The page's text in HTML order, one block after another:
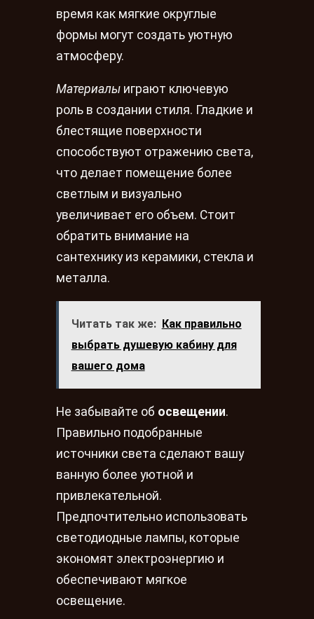
время как мягкие округлые
формы могут создать уютную
атмосферу.
Материалы играют ключевую
роль в создании стиля. Гладкие и
блестящие поверхности
способствуют отражению света,
что делает помещение более
светлым и визуально
увеличивает его объем. Стоит
обратить внимание на
сантехнику из керамики, стекла и
металла.
Читать так же:
Как правильно
выбрать душевую кабину для
вашего дома
Не забывайте об освещении.
Правильно подобранные
источники света сделают вашу
ванную более уютной и
привлекательной.
Предпочтительно использовать
светодиодные лампы, которые
экономят электроэнергию и
обеспечивают мягкое
освещение.